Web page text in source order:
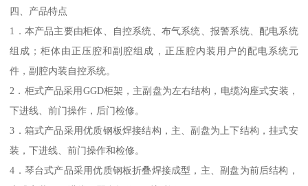
四、产品特点
1．本产品主要由柜体、自控系统、布气系统、报警系统、配电系统
组成；柜体由正压腔和副腔组成，正压腔内装用户的配电系统元
件，副腔内装自控系统。
2．柜式产品采用GGD柜架，主副盘为左右结构，电缆沟座式安装，
下进线、前门操作，后门检修。
3．箱式产品采用优质钢板焊接结构，主、副盘为上下结构，挂式安
装，下进线、前门操作和检修。
4．琴台式产品采用优质钢板折叠焊接成型，主、副盘为前后结构，